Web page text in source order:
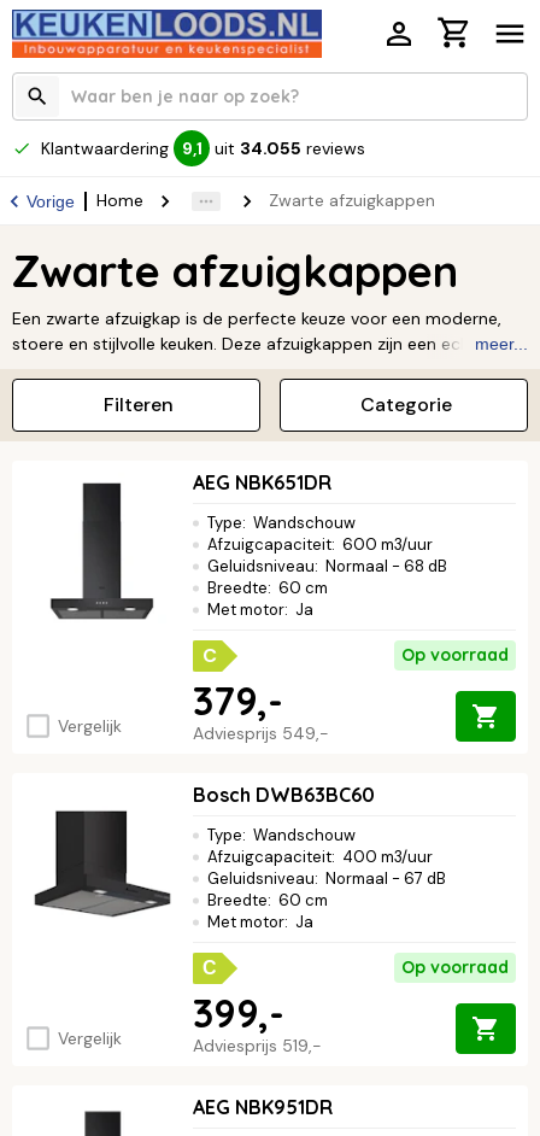
Klantwaardering 9,1 uit 34.055 reviews
Vorige Home Zwarte afzuigkappen
Zwarte afzuigkappen
Een zwarte afzuigkap is de perfecte keuze voor een moderne,
stoere en stijlvolle keuken. Deze afzuigkappen zijn een echte
nu een strakke, minimalistische keuken hebt of juist een
industriële look wilt creëren, een zwart model voegt karakter en
elegantie toe. Naast hun prachtige design zorgen ze natuurlijk
ook voor een krachtige afvoer van kookdampen en geurtjes,
zodat je keuken altijd fris blijft. Bekijk ons uitgebreide
assortiment en ontdek hoe een zwarte afzuigkap jouw keuken
meer...
Categorie
Filteren
Vergelijk
AEG NBK651DR
Type: Wandschouw
Afzuigcapaciteit: 600 m3/uur
Geluidsniveau: Normaal - 68 dB
Breedte: 60 cm
Met motor: Ja
C Op voorraad
Adviesprijs 549,-
379,-
Vergelijk
Bosch DWB63BC60
Type: Wandschouw
Afzuigcapaciteit: 400 m3/uur
Geluidsniveau: Normaal - 67 dB
Breedte: 60 cm
Met motor: Ja
C Op voorraad
Adviesprijs 519,-
399,-
AEG NBK951DR